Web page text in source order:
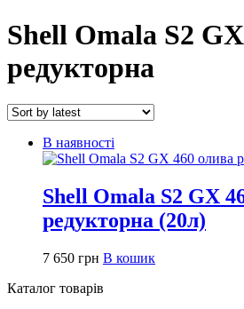
Shell Omala S2
редукторна
В наявності
Shell Omala S2 GX
редукторна (20л)
7 650 грн В кошик
Каталог товарів